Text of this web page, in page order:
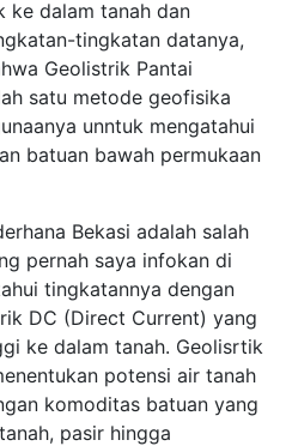
ke dalam tanah dan
tingkatan datanya,
Geolistrik Pantai
satu metode geofisika
unntuk mengatahui
batuan bawah permukaan
Bekasi adalah salah
pernah saya infokan di
tingkatannya dengan
DC (Direct Current) yang
ke dalam tanah. Geolisrtik
potensi air tanah
komoditas batuan yang
pasir hingga